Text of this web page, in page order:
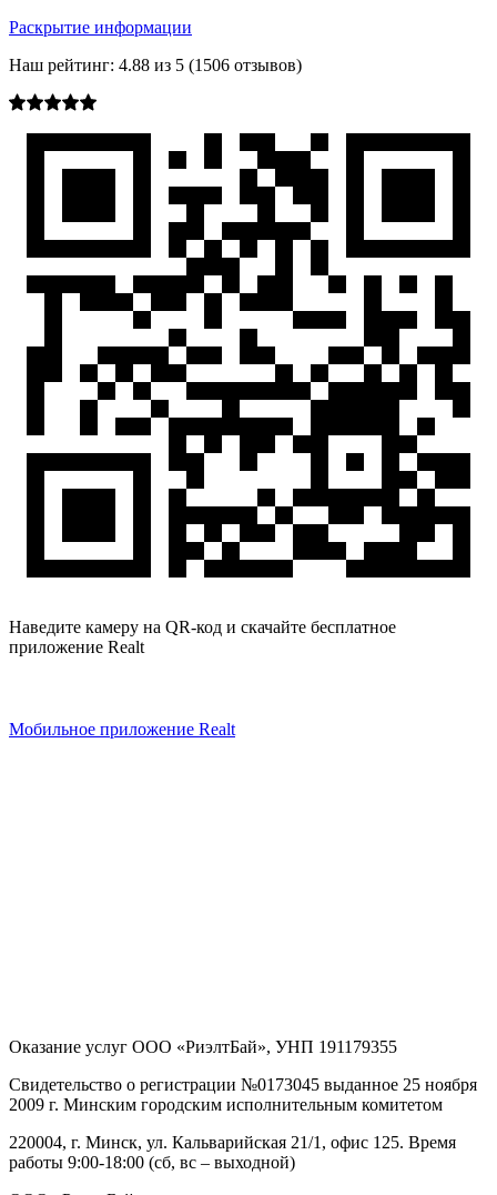
Раскрытие информации
Наш рейтинг: 4.88 из 5 (1506 отзывов)
Наведите камеру на QR-код и скачайте бесплатное
приложение Realt
Мобильное приложение Realt
Оказание услуг ООО «РиэлтБай», УНП 191179355
Свидетельство о регистрации №0173045 выданное 25 ноября
2009 г. Минским городским исполнительным комитетом
220004, г. Минск, ул. Кальварийская 21/1, офис 125. Время
работы 9:00-18:00 (сб, вс – выходной)